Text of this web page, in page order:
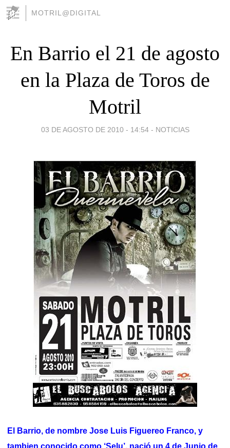
MOTRIL@DIGITAL
En Barrio el 21 de agosto
en la Plaza de Toros de
Motril
03 DE AGOSTO DE 2010 - 14:54 - NOTICIAS
El Barrio, de nombre Jose Luis Figuereo Franco, y
tambien conocido como ‘Selu’, nació un 4 de Junio de